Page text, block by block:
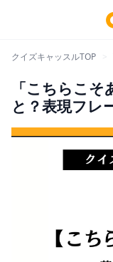
クイズキャッスルTOP
「こちらこ
と？表現フレ